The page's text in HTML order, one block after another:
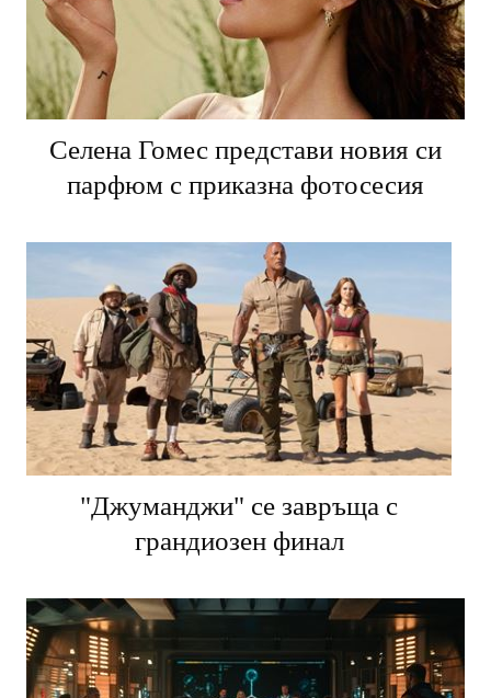
Селена Гомес представи новия си
парфюм с приказна фотосесия
"Джуманджи" се завръща с
грандиозен финал